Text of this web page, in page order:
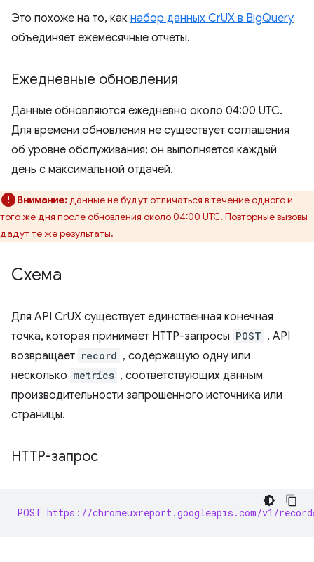
Это похоже на то, как набор данных CrUX в BigQuery
объединяет ежемесячные отчеты.
Ежедневные обновления
Данные обновляются ежедневно около 04:00 UTC.
Для времени обновления не существует соглашения
об уровне обслуживания; он выполняется каждый
день с максимальной отдачей.
Внимание:данные не будут отличаться в течение одного и
того же дня после обновления около 04:00 UTC. Повторные вызовы
дадут те же результаты.
Схема
Для API CrUX существует единственная конечная
точка, которая принимает HTTP-запросы POST . API
возвращает record , содержащую одну или
несколько metrics , соответствующих данным
производительности запрошенного источника или
страницы.
HTTP-запрос
POST https://chromeuxreport.googleapis.com/v1/